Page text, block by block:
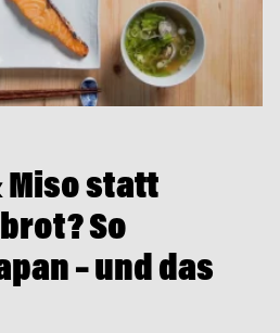
Miso statt
So
– und das